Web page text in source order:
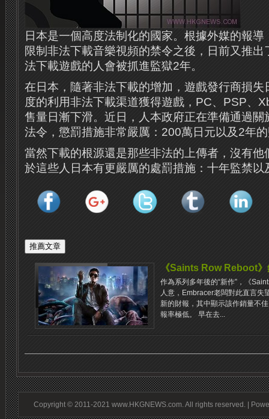
日本是一個高度法制化的國家。根據外媒的報
限制非法下載音樂視頻的禁令之後，日前又推
法下載遊戲的人會被抓進監獄2年。
在日本，隨著非法下載的增加，遊戲發行商損失
度的利用非法下載渠道獲得遊戲，PC、PSP、
售量日漸下滑。近日，人本政府正在準備通過關
法令，懲罰措施非常嚴厲：200萬日元以及2年
當然下載的根源還是那些非法的上傳者，沒有他
於這些人日本有更嚴厲的處罰措施：十年監禁
《Saints Row Reboot
作為系列多年後的“新作”，《
人意，Embracer老闆對此直言失
新的財報，其中顯示該作銷量不
報率極低。 早在去...
Copyright © 2011-2021 www.HKGNEWS.com. All rights reserved. |